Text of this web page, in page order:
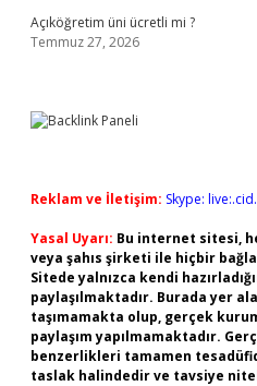
Açıköğretim üni ücretli mi ?
Temmuz 27, 2026
Reklam ve İletişim: Skype:
Yasal Uyarı: Bu internet sitesi,
veya şahıs şirketi ile hiçbir
Sitede yalnızca kendi
paylaşılmaktadır. Burada yer
taşımamakta olup, gerçek
paylaşım yapılmamaktadır.
benzerlikleri tamamen
taslak halindedir ve tavsiye